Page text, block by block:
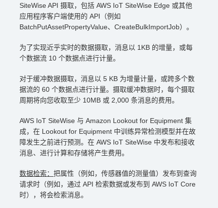
SiteWise API 摄取，包括 AWS IoT SiteWise Edge 或其他
应用程序客户端使用的 API（例如
BatchPutAssetPropertyValue、CreateBulkImportJob）。
为了实现近乎实时的数据摄取，消息以 1KB 的增量，或每
个数据流 10 个数据点进行计量。
对于缓冲数据摄取，消息以 5 KB 为增量计量，或跨多个数
据流的 60 个数据点进行计量。摄取缓冲数据时，每个摄取
周期将向您收取至少 10MB 或 2,000 条消息的费用。
AWS IoT SiteWise 与 Amazon Lookout for Equipment 集
成，在 Lookout for Equipment 中训练异常检测模型并在故
障发生之前进行预测。在 AWS IoT SiteWise 中发布和接收
消息、进行计算和存储将产生费用。
数据检索： 把属性（例如，传感器值的测量值）发布到查询
请求时（例如，通过 API 检索数据或发布到 AWS IoT Core
时），将会检索消息。